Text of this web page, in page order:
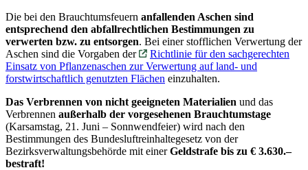
Die bei den Brauchtumsfeuern anfallenden Aschen sind
entsprechend den abfallrechtlichen Bestimmungen zu
verwerten bzw. zu entsorgen. Bei einer stofflichen Verwertung der
Aschen sind die Vorgaben der
Richtlinie für den sachgerechten
Einsatz von Pflanzenaschen zur Verwertung auf land- und
forstwirtschaftlich genutzten Flächen einzuhalten.
Das Verbrennen von nicht geeigneten Materialien und das
Verbrennen außerhalb der vorgesehenen Brauchtumstage
(Karsamstag, 21. Juni – Sonnwendfeier) wird nach den
Bestimmungen des Bundesluftreinhaltegesetz von der
Bezirksverwaltungsbehörde mit einerGeldstrafe bis zu € 3.630.–
bestraft!